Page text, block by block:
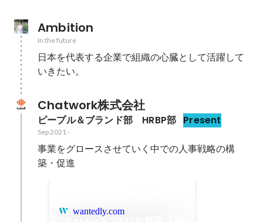
Ambition
In the future
日本を代表する企業で組織の心臓として活躍して
Chatwork株式会社
ピープル＆ブランド部　HRBP部 Present
Sep 2021 -
事業をグロースさせていく中での人事戦略の構
築・促進
wantedly.com